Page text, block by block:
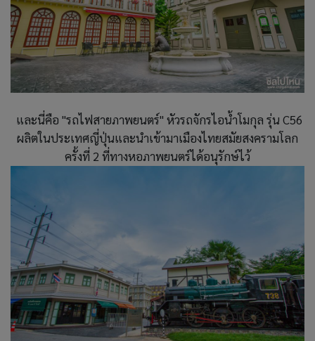
และนี่คือ "รถไฟสายภาพยนตร์" หัวรถจักรไอน้ำโมกุล รุ่น C56
ผลิตในประเทศญี่ปุ่นและนำเข้ามาเมืองไทยสมัยสงครามโลก
ครั้งที่ 2 ที่ทางหอภาพยนตร์ได้อนุรักษ์ไว้